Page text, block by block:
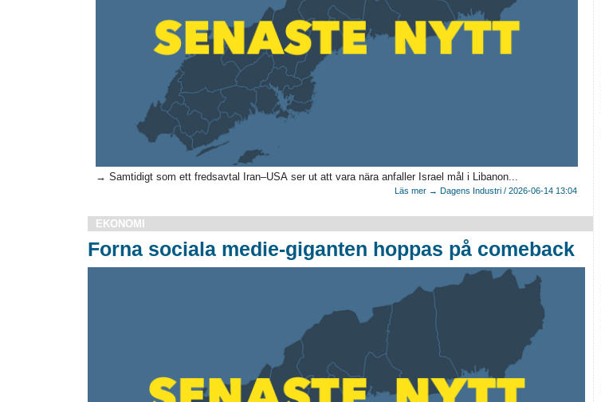
→ Samtidigt som ett fredsavtal Iran–USA ser ut att vara nära anfaller Israel mål i Libanon...
Läs mer → Dagens Industri / 2026-06-14 13:04
EKONOMI
Forna sociala medie-giganten hoppas på comeback